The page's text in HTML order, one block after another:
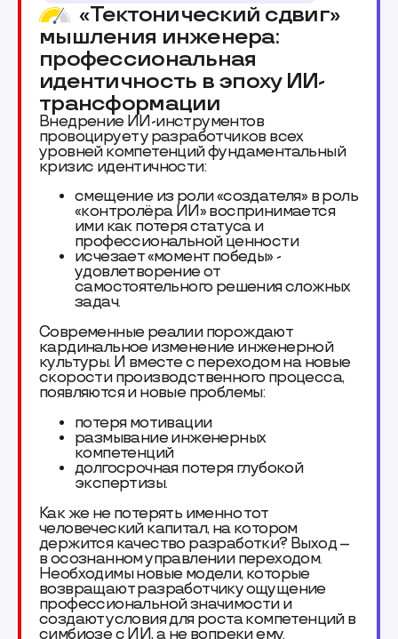
«Тектонический сдвиг»
мышления инженера:
профессиональная
идентичность в эпоху ИИ-
трансформации
Внедрение ИИ-инструментов
провоцирует у разработчиков всех
уровней компетенций фундаментальный
кризис идентичности:
смещение из роли «создателя» в роль
«контролёра ИИ» воспринимается
ими как потеря статуса и
профессиональной ценности
исчезает «момент победы» -
удовлетворение от
самостоятельного решения сложных
задач.
Современные реалии порождают
кардинальное изменение инженерной
культуры. И вместе с переходом на новые
скорости производственного процесса,
появляются и новые проблемы:
потеря мотивации
размывание инженерных
компетенций
долгосрочная потеря глубокой
экспертизы.
Как же не потерять именно тот
человеческий капитал, на котором
держится качество разработки? Выход –
в осознанном управлении переходом.
Необходимы новые модели, которые
возвращают разработчику ощущение
профессиональной значимости и
создают условия для роста компетенций в
симбиозе с ИИ, а не вопреки ему.